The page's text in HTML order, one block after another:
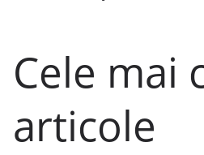
Cele mai
articole